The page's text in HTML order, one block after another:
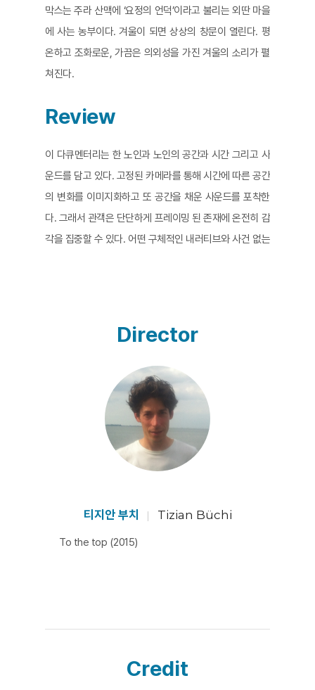
막스는 주라 산맥에 ‘요정의 언덕’이라고 불리는 외딴 마을
에 사는 농부이다. 겨울이 되면 상상의 창문이 열린다. 평
온하고 조화로운, 가끔은 의외성을 가진 겨울의 소리가 펼
쳐진다.
Review
이 다큐멘터리는 한 노인과 노인의 공간과 시간 그리고 사
운드를 담고 있다. 고정된 카메라를 통해 시간에 따른 공간
의 변화를 이미지화하고 또 공간을 채운 사운드를 포착한
다. 그래서 관객은 단단하게 프레이밍 된 존재에 온전히 감
각을 집중할 수 있다. 어떤 구체적인 내러티브와 사건 없는
소리, 언덕의 바람 소리, 구름이 지나가는 소리, 눈이 내리
고 쌓이는 소리, 동물들의 움직임, 인적 없는 빈 공간들, 화
이트 아웃이 되는 공간적 감각과 시간은 모두 제각각의 존
재감을 가지면서 노인과 노인의 시공간에 신비로운 인상
을 부여한다. 또 아름다운 순간이 된다. 그러나 마지막 장
면의 합창과 같이, 미니멀하게 담아낸 노인의 시공간과 그
의 삶의 리듬은 공존하는 아름다운 화음 속에 있다. [김숙
Director
티지안 부치 Tizian Büchi
To the top (2015)
Credit